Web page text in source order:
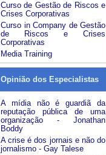
Curso de Gestão de Riscos e
Crises Corporativas
Curso in Company de Gestão
de Riscos e Crises
Corporativas
Media Training
Opinião dos Especialistas
A mídia não é guardiã da
reputação pública de uma
organização - Jonathan
Boddy
A crise é dos jornais e não do
jornalismo - Gay Talese